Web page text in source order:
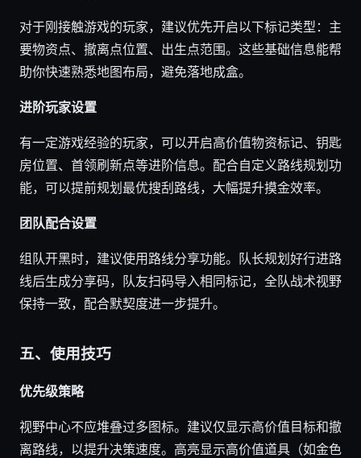
对于刚接触游戏的玩家，建议优先开启以下标记类型：主
要物资点、撤离点位置、出生点范围。这些基础信息能帮
助你快速熟悉地图布局，避免落地成盒。
进阶玩家设置
有一定游戏经验的玩家，可以开启高价值物资标记、钥匙
房位置、首领刷新点等进阶信息。配合自定义路线规划功
能，可以提前规划最优搜刮路线，大幅提升摸金效率。
团队配合设置
组队开黑时，建议使用路线分享功能。队长规划好行进路
线后生成分享码，队友扫码导入相同标记，全队战术视野
保持一致，配合默契度进一步提升。
五、使用技巧
优先级策略
视野中心不应堆叠过多图标。建议仅显示高价值目标和撤
离路线，以提升决策速度。高亮显示高价值道具（如金色